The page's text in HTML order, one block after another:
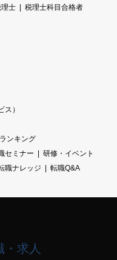
士
税理士科目合格者
）
ンキング
セミナー
研修・イベント
職ナレッジ 転職Q&A
・求人